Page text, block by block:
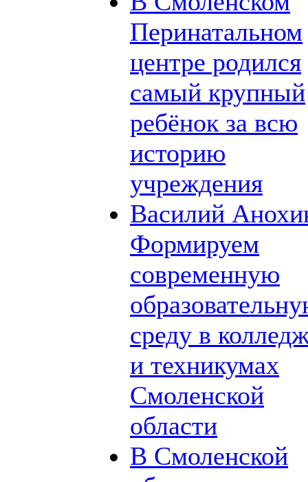
Перинатальном
центре родился
самый крупный
ребёнок за всю
историю
учреждения
Василий
Формируем
современную
среду в
и техникумах
Смоленской
области
В Смоленской